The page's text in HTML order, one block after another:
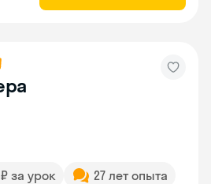
за урок
27 лет опыта